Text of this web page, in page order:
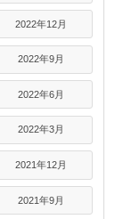
2022年12月
2022年9月
2022年6月
2022年3月
2021年12月
2021年9月